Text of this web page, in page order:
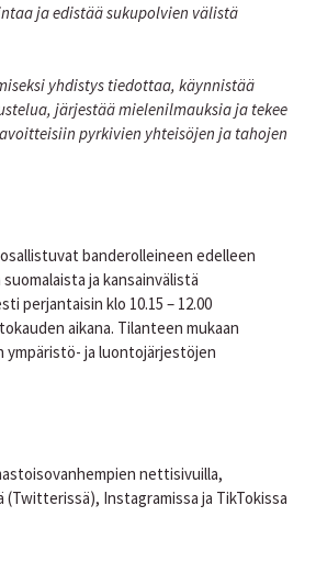
ja edistää sukupolvien välistä
yhdistys tiedottaa, käynnistää
järjestää mielenilmauksia ja tekee
pyrkivien yhteisöjen ja tahojen
banderolleineen edelleen
ja kansainvälistä
perjantaisin klo 10.15 – 12.00
aikana. Tilanteen mukaan
ympäristö- ja luontojärjestöjen
nettisivuilla,
(Twitterissä), Instagramissa ja TikTokissa